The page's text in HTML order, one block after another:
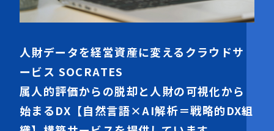
人財データを経営資産に変えるクラウドサ
ービス SOCRATES
属人的評価からの脱却と人財の可視化から
始まるDX【自然言語×AI解析＝戦略的DX組